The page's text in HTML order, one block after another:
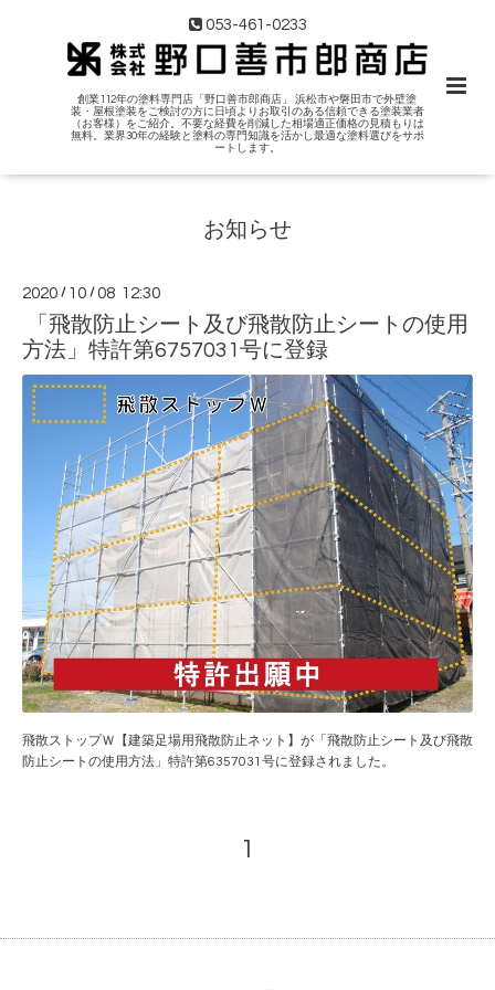
053-461-0233
創業112年の塗料専門店「野口善市郎商店」 浜松市や磐田市で外壁塗
装・屋根塗装をご検討の方に日頃よりお取引のある信頼できる塗装業者
（お客様）をご紹介。不要な経費を削減した相場適正価格の見積もりは
無料。業界30年の経験と塗料の専門知識を活かし最適な塗料選びをサポ
ートします。
お知らせ
2020 / 10 /08 12:30
「飛散防止シート及び飛散防止シートの使用
方法」特許第6757031号に登録
飛散ストップＷ【建築足場用飛散防止ネット】が「飛散防止シート及び飛散
防止シートの使用方法」特許第6357031号に登録されました。
1